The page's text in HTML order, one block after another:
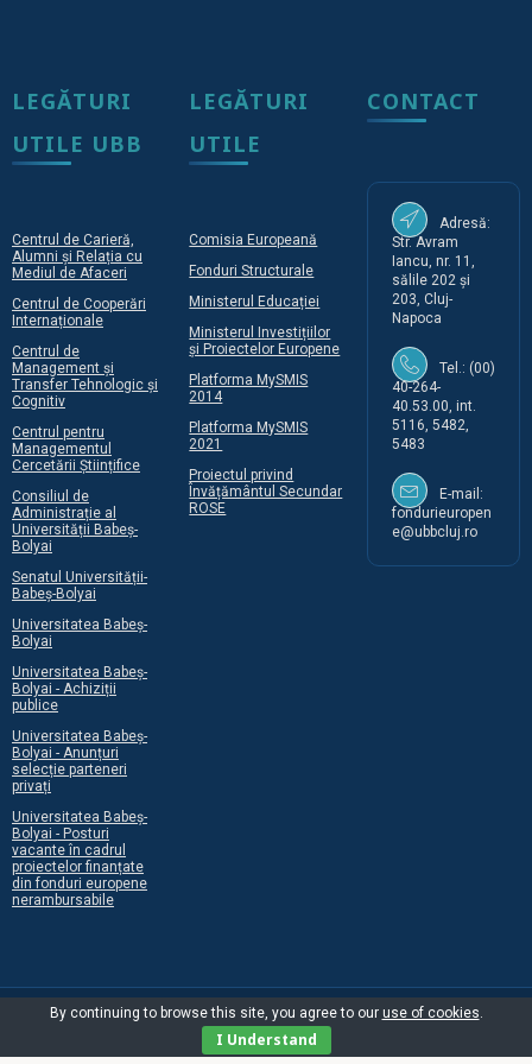
LEGĂTURI
UTILE UBB
Centrul de Carieră,
Alumni și Relația cu
Mediul de Afaceri
Centrul de Cooperări
Internaționale
Centrul de
Management și
Transfer Tehnologic și
Cognitiv
Centrul pentru
Managementul
Cercetării Științifice
Consiliul de
Administrație al
Universității Babeș-
Bolyai
Senatul Universității-
Babeș-Bolyai
Universitatea Babeș-
Bolyai
Universitatea Babeș-
Bolyai - Achiziții
publice
Universitatea Babeș-
Bolyai - Anunțuri
selecție parteneri
privați
Universitatea Babeș-
Bolyai - Posturi
vacante în cadrul
proiectelor finanțate
din fonduri europene
nerambursabile
LEGĂTURI
UTILE
Comisia Europeană
Fonduri Structurale
Ministerul Educației
Ministerul Investițiilor
și Proiectelor Europene
Platforma MySMIS
2014
Platforma MySMIS
2021
Proiectul privind
Învățământul Secundar
ROSE
CONTACT
Adresă:
Str. Avram
Iancu, nr. 11,
sălile 202 și
203, Cluj-
Napoca
Tel.: (00)
40-264-
40.53.00, int.
5116, 5482,
5483
E-mail:
fondurieuropen
e@ubbcluj.ro
By continuing to browse this site, you agree to our use of cookies.
I Understand